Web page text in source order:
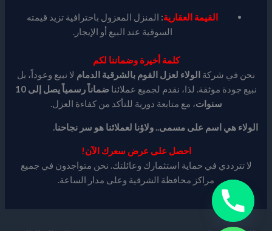
القيمة العقارية: المنزل المعزول باحترافية تزيد قيمته
السوقية عند البيع أو الإيجار.
كلمة أخيرة وضماننا لكم
نحن في شركة الولاء لعزل الفوم بالشرقية الدمام لا نبيع وعوداً، بل
نبيع جودة موثقة. لذا، نقدم لجميع عملائنا
ضماناً رسمياً يصل إلى 10
سنوات، مع متابعة دورية للتأكد من كفاءة العزل.
الولاء هي اسم على مسمى.. ولاؤنا لعملائنا هو سر نجاحنا.
احصل على عرض سعرك الآن!
لا تترددي في حماية استثمارك وعائلتك. نحن متواجدون في جميع
مراكز محافظة الشرقية وعلى مدار الساعة.